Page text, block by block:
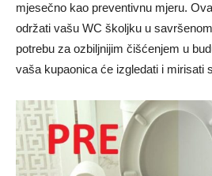
mjesečno kao preventivnu mjeru.
održati vašu WC školjku u
potrebu za ozbiljnijim čišćenjem u
vaša kupaonica će izgledati i mirisati